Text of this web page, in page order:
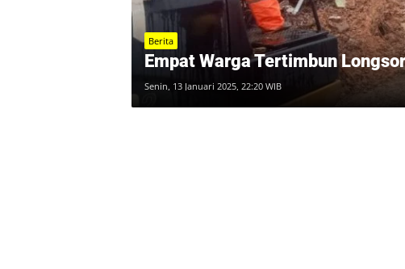
Berita
Empat Warga Tertimbun
Senin, 13 Januari 2025, 22:20 WIB